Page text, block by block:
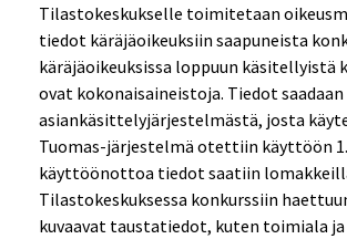
Tilastokeskukselle toimitetaan
tiedot käräjäoikeuksiin saapuneista
käräjäoikeuksissa loppuun käsitellyistä
ovat kokonaisaineistoja. Tiedot
asiankäsittelyjärjestelmästä, josta
Tuomas-järjestelmä otettiin käyttöön
käyttöönottoa tiedot saatiin
Tilastokeskuksessa konkurssiin
kuvaavat taustatiedot, kuten toimiala